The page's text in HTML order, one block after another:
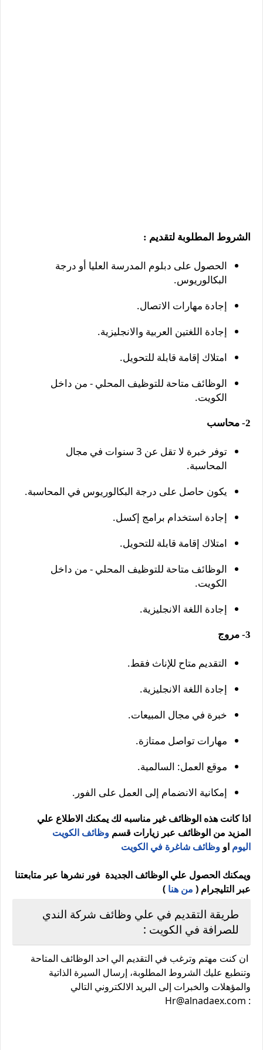
الشروط المطلوبة لتقديم :
الحصول على دبلوم المدرسة العليا أو درجة
البكالوريوس.
إجادة مهارات الاتصال.
إجادة اللغتين العربية والانجليزية.
امتلاك إقامة قابلة للتحويل.
الوظائف متاحة للتوظيف المحلي - من داخل
الكويت.
2- محاسب
توفر خبرة لا تقل عن 3 سنوات في مجال
المحاسبة.
يكون حاصل على درجة البكالوريوس في المحاسبة.
إجادة استخدام برامج إكسل.
امتلاك إقامة قابلة للتحويل.
الوظائف متاحة للتوظيف المحلي - من داخل
الكويت.
إجادة اللغة الانجليزية.
3- مروج
التقديم متاح للإناث فقط.
إجادة اللغة الانجليزية.
خبرة في مجال المبيعات.
مهارات تواصل ممتازة.
موقع العمل: السالمية.
إمكانية الانضمام إلى العمل على الفور.
اذا كانت هذه الوظائف غير مناسبه لك يمكنك الاطلاع علي
المزيد من الوظائف عبر زيارات قسم وظائف الكويت
اليوم او وظائف شاغرة في الكويت
ويمكنك الحصول علي الوظائف الجديدة فور نشرها عبر متابعتنا
عبر التليجرام ( من هنا )
طريقة التقديم في علي وظائف شركة الندي
للصرافة في الكويت :
ان كنت مهتم وترغب في التقديم الي احد الوظائف المتاحة
وتنطبع عليك الشروط المطلوبة، إرسال السيرة الذاتية
والمؤهلات والخبرات إلى البريد الالكتروني التالي
: Hr@alnadaex.com